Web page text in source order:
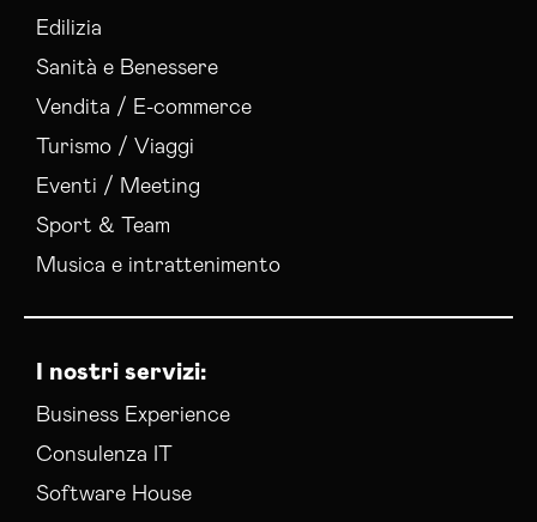
Edilizia
Sanità e Benessere
Vendita / E-commerce
Turismo / Viaggi
Eventi / Meeting
Sport & Team
Musica e intrattenimento
I nostri servizi:
Business Experience
Consulenza IT
Software House